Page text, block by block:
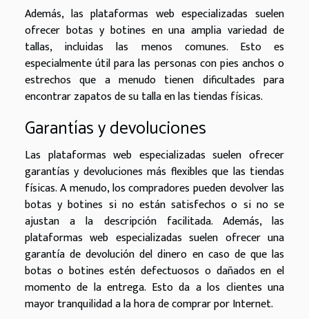
Además, las plataformas web especializadas suelen
ofrecer botas y botines en una amplia variedad de
tallas, incluidas las menos comunes. Esto es
especialmente útil para las personas con pies anchos o
estrechos que a menudo tienen dificultades para
encontrar zapatos de su talla en las tiendas físicas.
Garantías y devoluciones
Las plataformas web especializadas suelen ofrecer
garantías y devoluciones más flexibles que las tiendas
físicas. A menudo, los compradores pueden devolver las
botas y botines si no están satisfechos o si no se
ajustan a la descripción facilitada. Además, las
plataformas web especializadas suelen ofrecer una
garantía de devolución del dinero en caso de que las
botas o botines estén defectuosos o dañados en el
momento de la entrega. Esto da a los clientes una
mayor tranquilidad a la hora de comprar por Internet.